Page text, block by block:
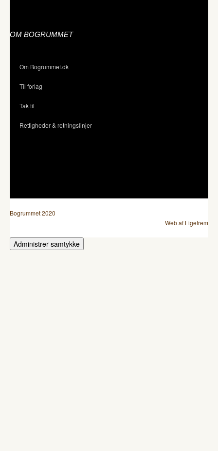
OM BOGRUMMET
Om Bogrummet.dk
Til forlag
Tak til
Rettigheder & retningslinjer
Bogrummet 2020
Web af Ligefrem
Administrer samtykke